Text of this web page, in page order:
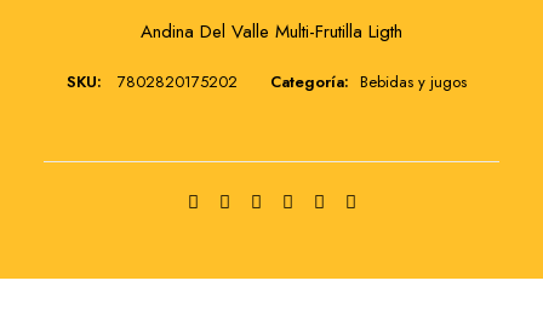
Andina Del Valle Multi-Frutilla Ligth
SKU: 7802820175202 Categoría: Bebidas y jugos